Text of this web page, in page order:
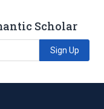
Scholar
Sign Up